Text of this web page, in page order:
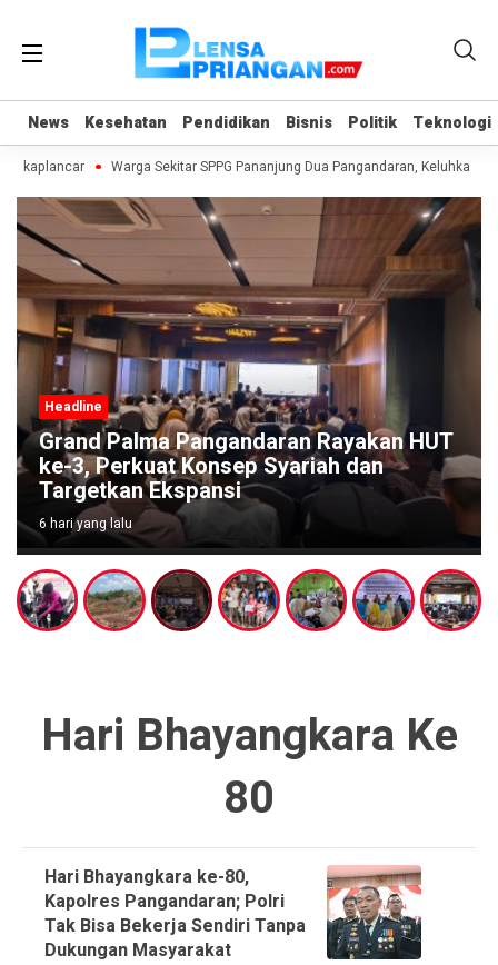
News Kesehatan Pendidikan Bisnis Politik Teknologi
News Kesehatan Pendidikan Bisnis Politik Teknologi
Warga Sekitar SPPG Pananjung Dua Pangandaran, Keluhkan
Headline
Grand Palma Pangandaran Rayakan HUT
ke-3, Perkuat Konsep Syariah dan
Targetkan Ekspansi
6 hari yang lalu
Hari Bhayangkara Ke
80
Hari Bhayangkara ke-80,
Kapolres Pangandaran; Polri
Tak Bisa Bekerja Sendiri Tanpa
Dukungan Masyarakat